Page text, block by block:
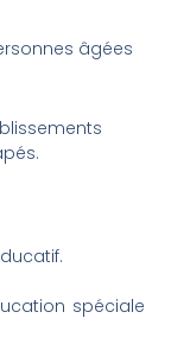
âgées
spéciale